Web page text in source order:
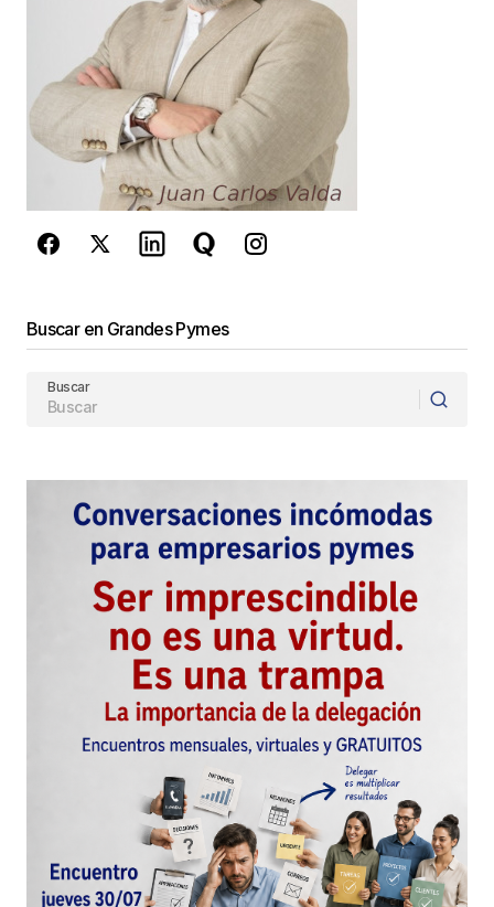
Guarda mi nombre, correo electrónico y web en
este navegador para la próxima vez que
comente.
Este sitio esta protegido por
reCAPTCHA y la Política de
privacidad y los Términos del servicio
de Googlese aplican.
Buscar en Grandes Pymes
Buscar